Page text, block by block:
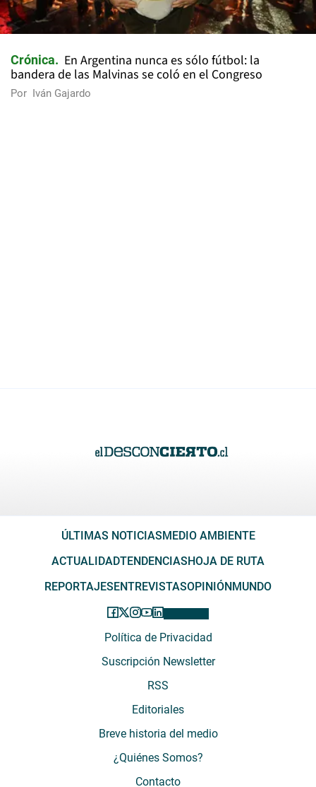
Crónica
En Argentina nunca es sólo fútbol: la
bandera de las Malvinas se coló en el Congreso
Por Iván Gajardo
ÚLTIMAS NOTICIAS MEDIO AMBIENTE
ACTUALIDADTENDENCIAS HOJA DE RUTA
REPORTAJES ENTREVISTASOPINIÓN MUNDO
Política de Privacidad
Suscripción Newsletter
RSS
Editoriales
Breve historia del medio
¿Quiénes Somos?
Contacto